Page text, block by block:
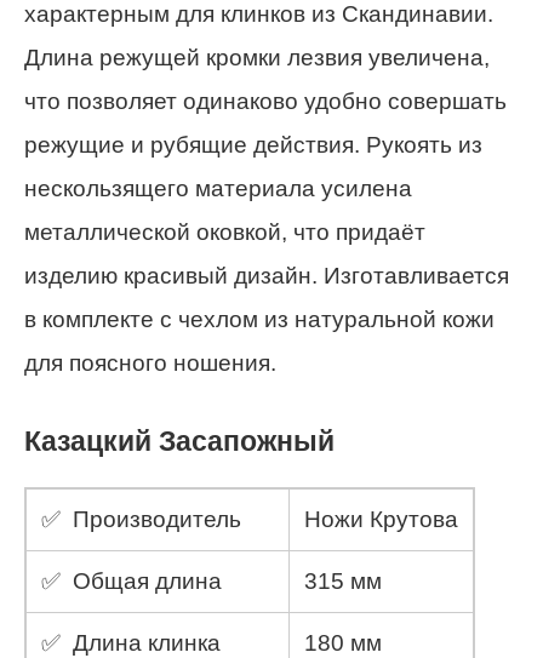
характерным для клинков из Скандинавии.
Длина режущей кромки лезвия увеличена,
что позволяет одинаково удобно совершать
режущие и рубящие действия. Рукоять из
нескользящего материала усилена
металлической оковкой, что придаёт
изделию красивый дизайн. Изготавливается
в комплекте с чехлом из натуральной кожи
для поясного ношения.
Казацкий Засапожный
✅ Производитель Ножи Крутова
✅ Общая длина 315 мм
✅ Длина клинка 180 мм